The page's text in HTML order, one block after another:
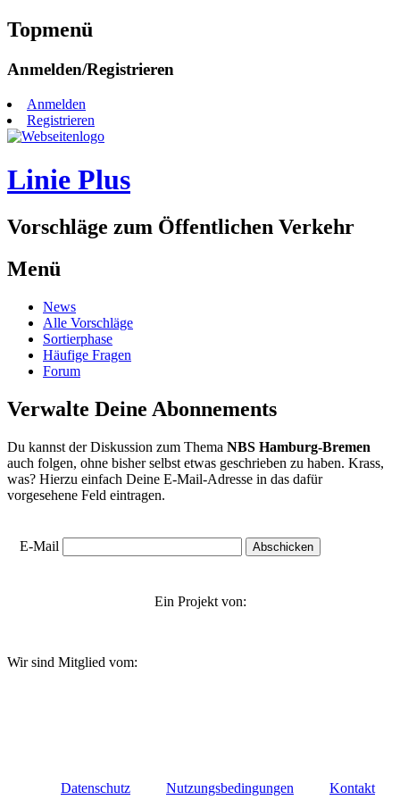
Topmenü
Zum
springen
Anmelden/Registrieren
Anmelden
Registrieren
Linie Plus
Vorschläge zum Öffentlichen Verkehr
Menü
Zum
Inhalt
springen
News
Alle Vorschläge
Sortierphase
Häufige Fragen
Forum
Verwalte Deine Abonnements
Du kannst der Diskussion zum Thema NBS Hamburg-Bremen
auch folgen, ohne bisher selbst etwas geschrieben zu haben. Krass,
was? Hierzu einfach Deine E-Mail-Adresse in das dafür
vorgesehene Feld eintragen.
E-Mail
Ein Projekt von:
Wir sind Mitglied vom:
Datenschutz Nutzungsbedingungen Kontakt